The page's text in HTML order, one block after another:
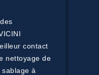
contact
nettoyage de
à